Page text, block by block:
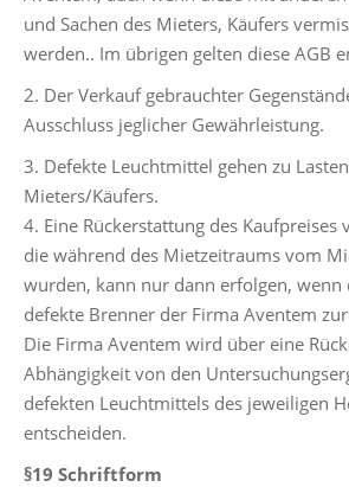
und Sachen des Mieters, Käufers
werden.. Im übrigen gelten diese AGB
2. Der Verkauf gebrauchter
Ausschluss jeglicher Gewährleistung.
3. Defekte Leuchtmittel gehen zu
Mieters/Käufers.
4. Eine Rückerstattung des Kaufpreises
die während des Mietzeitraums vom
wurden, kann nur dann erfolgen,
defekte Brenner der Firma Aventem
Die Firma Aventem wird über eine
Abhängigkeit von den
defekten Leuchtmittels des jeweiligen
entscheiden.
§19 Schriftform